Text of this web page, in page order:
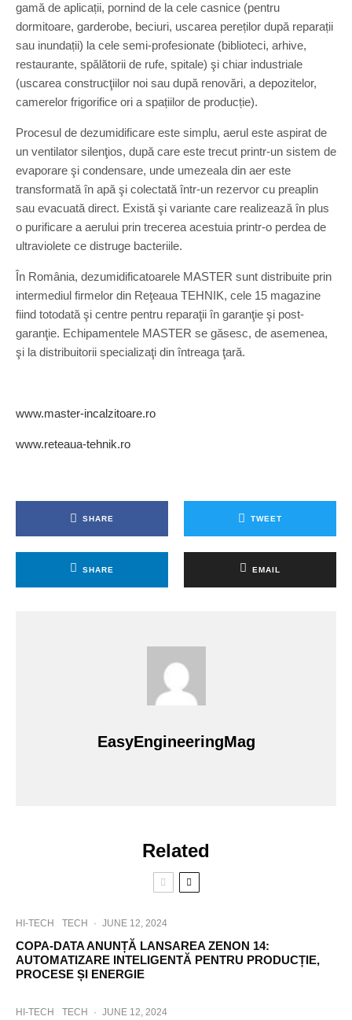
gamă de aplicații, pornind de la cele casnice (pentru
dormitoare, garderobe, beciuri, uscarea pereților după reparații
sau inundații) la cele semi-profesionate (biblioteci, arhive,
restaurante, spălătorii de rufe, spitale) şi chiar industriale
(uscarea construcţiilor noi sau după renovări, a depozitelor,
camerelor frigorifice ori a spațiilor de producție).
Procesul de dezumidificare este simplu, aerul este aspirat de
un ventilator silenţios, după care este trecut printr-un sistem de
evaporare şi condensare, unde umezeala din aer este
transformată în apă şi colectată într-un rezervor cu preaplin
sau evacuată direct. Există şi variante care realizează în plus
o purificare a aerului prin trecerea acestuia printr-o perdea de
ultraviolete ce distruge bacteriile.
În România, dezumidificatoarele MASTER sunt distribuite prin
intermediul firmelor din Reţeaua TEHNIK, cele 15 magazine
fiind totodată şi centre pentru reparaţii în garanţie şi post-
garanţie. Echipamentele MASTER se găsesc, de asemenea,
şi la distribuitorii specializaţi din întreaga ţară.
www.master-incalzitoare.ro
www.reteaua-tehnik.ro
SHARE TWEET
SHARE EMAIL
EasyEngineeringMag
Related
HI-TECH TECH · JUNE 12, 2024
COPA-DATA ANUNȚĂ LANSAREA ZENON 14:
AUTOMATIZARE INTELIGENTĂ PENTRU PRODUCȚIE,
PROCESE ȘI ENERGIE
HI-TECH TECH · JUNE 12, 2024